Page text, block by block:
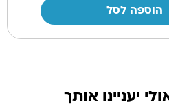
הוספה לסל
יעניינו אותך